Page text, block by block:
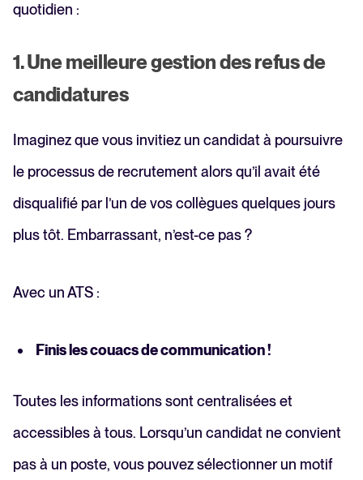
quotidien :
1. Une meilleure gestion des refus de
candidatures
Imaginez que vous invitiez un candidat à poursuivre
le processus de recrutement alors qu’il avait été
disqualifié par l’un de vos collègues quelques jours
plus tôt. Embarrassant, n’est-ce pas ?
Avec un ATS :
Finis les couacs de communication !
Toutes les informations sont centralisées et
accessibles à tous. Lorsqu’un candidat ne convient
pas à un poste, vous pouvez sélectionner un motif